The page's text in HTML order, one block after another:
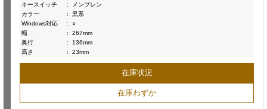
キースイッチ
:
メンブレン
カラー
:
黒系
Windows対応
:
○
幅
:
267mm
奥行
:
136mm
高さ
: 23mm
在庫状況
在庫わずか